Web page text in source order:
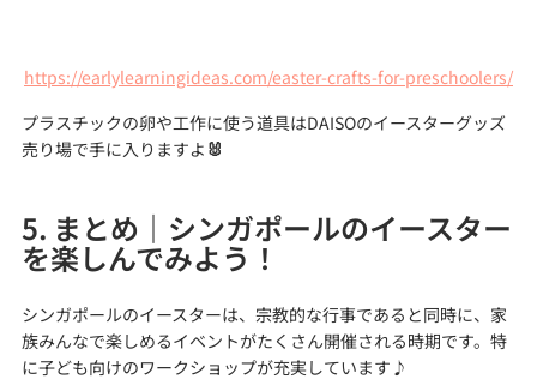
https://earlylearningideas.com/easter-crafts-for-preschoolers/
プラスチックの卵や工作に使う道具はDAISOのイースターグッズ
売り場で手に入りますよ 🐰
5. まとめ｜シンガポールのイースター
を楽しんでみよう！
シンガポールのイースターは、宗教的な行事であると同時に、家
族みんなで楽しめるイベントがたくさん開催される時期です。特
に子ども向けのワークショップが充実しています♪